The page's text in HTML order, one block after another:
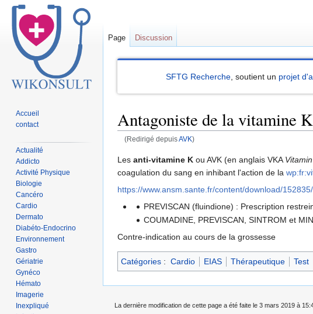
SFTG Recherche , soutient un projet
Antagoniste de la vitamine K
(Redirigé depuisAVK)
Sauter
à
la
Sauter
à
la
Les anti-vitamine K ou AVK (en anglais VKA
coagulation du sang en inhibant l'action de la
https://www.ansm.sante.fr/content/download/
PREVISCAN (fluindione) : Prescription
COUMADINE, PREVISCAN, SINTROM et
Contre-indication au cours de la grossesse
Catégories : Cardio EIAS Thérapeutique Test
Page Discussion
Accueil
contact
Actualité
Addicto
Activité Physique
Biologie
Cancéro
Cardio
Dermato
Diabéto-Endocrino
Environnement
Gastro
Gériatrie
Gynéco
Hémato
Imagerie
Inexpliqué
La dernière modification de cette page a été faite le 3 mars 2019 à